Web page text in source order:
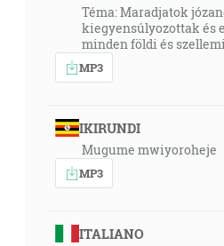
Téma: Maradjatok
kiegyensúlyozottak és
minden földi és
MP3
IKIRUNDI
Mugume mwiyoroheje
MP3
ITALIANO